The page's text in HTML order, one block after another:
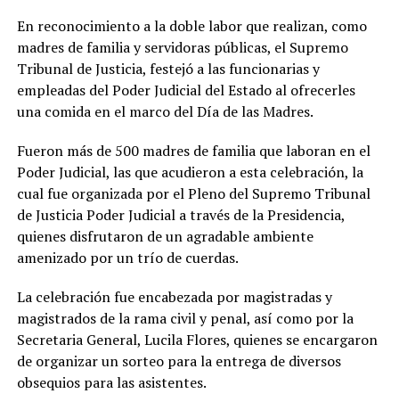
En reconocimiento a la doble labor que realizan, como
madres de familia y servidoras públicas, el Supremo
Tribunal de Justicia, festejó a las funcionarias y
empleadas del Poder Judicial del Estado al ofrecerles
una comida en el marco del Día de las Madres.
Fueron más de 500 madres de familia que laboran en el
Poder Judicial, las que acudieron a esta celebración, la
cual fue organizada por el Pleno del Supremo Tribunal
de Justicia Poder Judicial a través de la Presidencia,
quienes disfrutaron de un agradable ambiente
amenizado por un trío de cuerdas.
La celebración fue encabezada por magistradas y
magistrados de la rama civil y penal, así como por la
Secretaria General, Lucila Flores, quienes se encargaron
de organizar un sorteo para la entrega de diversos
obsequios para las asistentes.